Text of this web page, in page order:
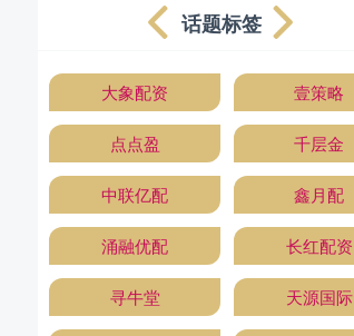
话题标签
大象配资 壹策略
点点盈 千层金
中联亿配 鑫月配
涌融优配 长红配资
寻牛堂 天源国际